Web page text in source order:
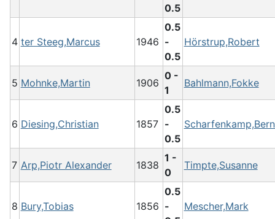
0.5
4 ter Steeg,Marcus 1946
0.5
-
0.5
Hörstrup,Robert
5 Mohnke,Martin 1906
0 -
1
Bahlmann,Fokke
6 Diesing,Christian 1857
0.5
-
0.5
7 Arp,Piotr Alexander 1838
1 -
0
Timpte,Susanne
8 Bury,Tobias 1856
0.5
-
Mescher,Mark